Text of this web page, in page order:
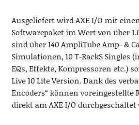
Ausgeliefert wird AXE I/O mit
Softwarepaket im Wert von über
sind über 140 AmpliTube Amp- &
Simulationen, 10 T-RackS Singles
EQs, Effekte, Kompressoren etc.)
Live 10 Lite Version. Dank des
Encoders“ können voreingestellte
direkt am AXE I/O durchgeschaltet